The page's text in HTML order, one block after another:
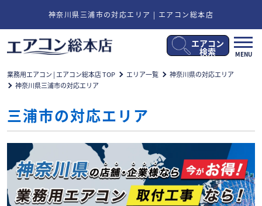
神奈川県三浦市の対応エリア | エアコン総本店
メ
ニ
MENU
エアコン
検索
業務用エアコン | エアコン総本店 TOP エリア一覧
神奈川県の対応エリア
神奈川県三浦市の対応エリア
三浦市の対応エリア